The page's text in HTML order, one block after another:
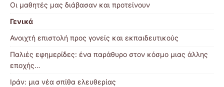
Οι μαθητές μας διάβασαν και προτείνουν
Γενικά
Ανοιχτή επιστολή προς γονείς και εκπαιδευτικούς
Παλιές εφημερίδες: ένα παράθυρο στον κόσμο μιας άλλης
εποχής…
Ιράν: μια νέα σπίθα ελευθερίας